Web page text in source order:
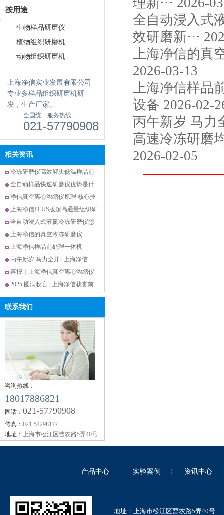
按用途
生物样品研磨仪
植物组织研磨机
动物组织研磨机
上海净信实业发展有限公司-
专业多样品组织研磨机研
发，生产厂家。
全国统一服务热线
021-57790908
相关资讯
冷冻研磨仪高效解决低温样品前
处理中样品活性被破坏难题
全自动样品快速研磨仪优势是什
么？
净信真空离心浓缩仪原理 核心技
术打造高效样品浓缩解决方案
上海净信PLUS版超高通量组织研
磨仪|解锁大通量样品前处理新效
率
全自动浸入式液氮冷冻研磨仪怎
么选?上海净信这款解锁高效研磨
新体验
上海净信的真空冷冻研磨仪
JXCL-ZK更适合研磨胶原蛋白？
上海净信样品前处理一体机
JXYQ-5实验室多功能样本处理设
备
丙午新岁 马力全开 | 上海净信
2026春节放假通知
喜报｜上海净信真空离心浓缩仪
市占 13.75% 稳居全国第二
2025 圆满收官 | 上海净信载誉前
行，以技术创新谱写国产仪器硬
实力
联系我们
咨询热线：
18017886821
固话： 021-57790908
传真： 021-54298177
地址： 上海市松江区曹农路5弄40号
理新··· 2026-
全自动浸入式
效研磨新···
上海净信的真
2026-03-13
上海净信样品
设备 2026-02-
丙午新岁 马力
高速冷冻研磨
2026-02-05
产品中心 实验案例 资讯中心
地址：上海市松江区曹农路5弄40号